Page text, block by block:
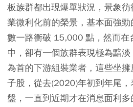
板族群都出現爆單狀況，景象
業微利化前的榮景，基本面強
數一路衝破 15,000 點，然而在
中，卻有一個族群表現極為黯
為首的下游組裝業者，這些坐
子股，從去(2020)年初到年尾
盤，一直到近期才在消息面利